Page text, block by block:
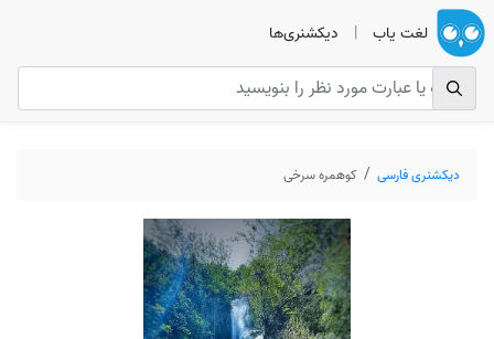
لغت یاب | دیکشنری‌ها
دیکشنری فارسی کوهمره سرخی